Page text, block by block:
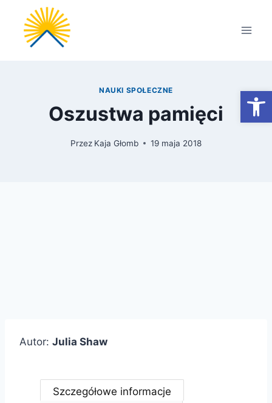
Przejdź
treści
NAUKI SPOŁECZNE
Oszustwa pamięci
Przez Kaja Głomb 19 maja 2018
Autor: Julia Shaw
Szczegółowe informacje